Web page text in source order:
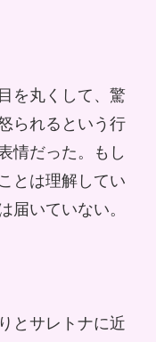
を丸くして、驚
られるという行
情だった。もし
とは理解してい
届いていない。
とサレトナに近